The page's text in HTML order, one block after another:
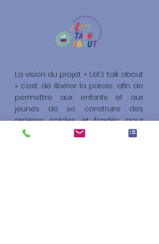
La vision du projet « Lët’z talk about
» c’est de libérer la parole, afin de
permettre aux enfants et aux
jeunes de se construire des
repères solides et fondés, pour
être bien dans leur corps